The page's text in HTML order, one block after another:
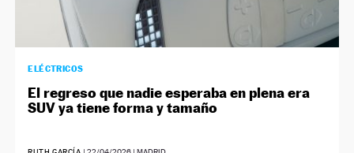
ELÉCTRICOS
El regreso que nadie esperaba en plena era
SUV ya tiene forma y tamaño